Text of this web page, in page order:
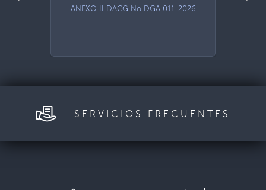
ANEXO II DACG No DGA 011-2026
SERVICIOS FRECUENTES